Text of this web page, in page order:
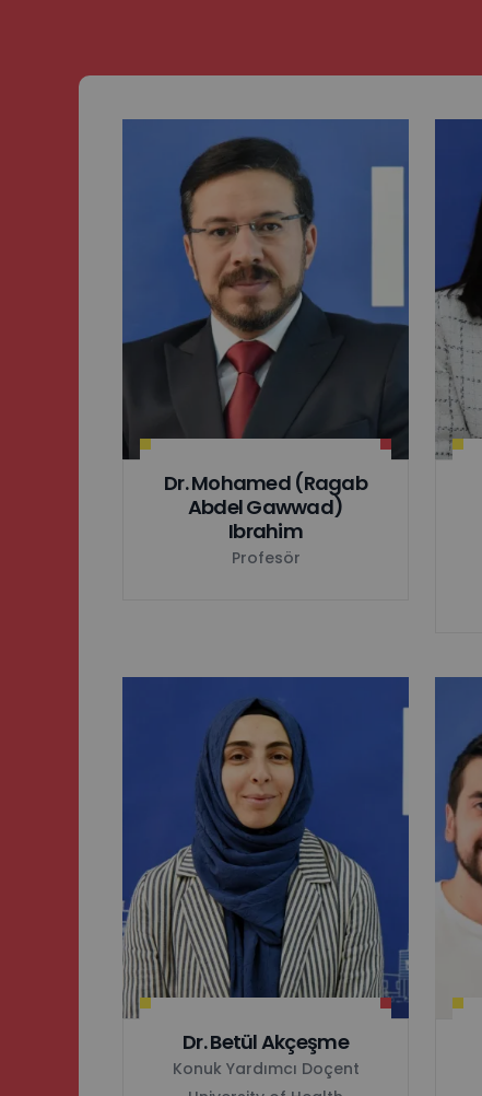
Dr. Mohamed (Ragab
Abdel Gawwad)
Ibrahim
Profesör
Dr. Betül Akçeşme
Konuk Yardımcı Doçent